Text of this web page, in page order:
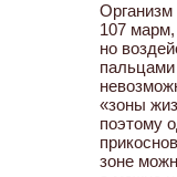
Организм
107
но
пальцами
«зоны
поэтому
зоне